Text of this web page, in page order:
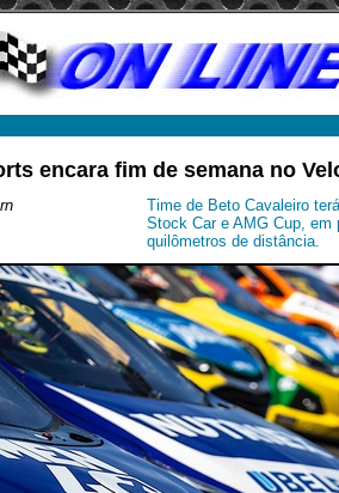
encara fim de semana no
Time de Beto Cavaleiro
Stock Car e AMG Cup, em
quilômetros de distância.